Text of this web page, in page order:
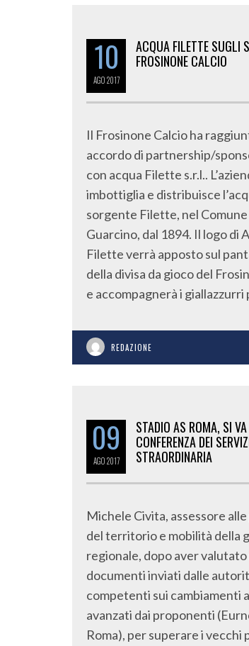
10
AGO2017
ACQUA FILETTE SUGLI
FROSINONE CALCIO
Il Frosinone Calcio ha
accordo di partnership/
con acqua Filette s.r.l..
imbottiglia e distribuisce
sorgente Filette, nel Comune
Guarcino, dal 1894. Il logo di
Filette verrà apposto sul
della divisa da gioco del
e accompagnerà i
REDAZIONE
09
AGO2017
STADIO AS ROMA, SI
CONFERENZA DEI
STRAORDINARIA
Michele Civita, assessore
del territorio e mobilità della
regionale, dopo aver valutato
documenti inviati dalle
competenti sui cambiamenti
avanzati dai proponenti
Roma), per superare i vecchi